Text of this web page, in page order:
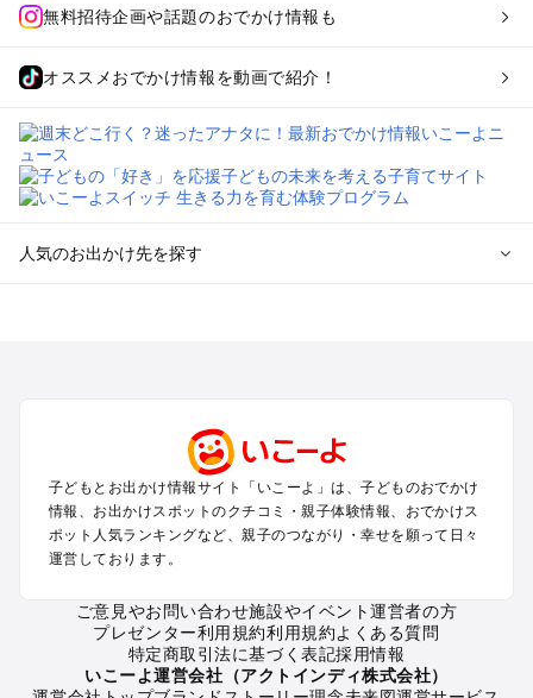
無料招待企画や話題のおでかけ情報も
オススメおでかけ情報を動画で紹介！
人気のお出かけ先を探す
関西のプールおでかけ
中国･四国のプールおでかけ
九州･沖縄のプールおでかけ
定番お出かけスポット
子どもとお出かけ情報サイト「いこーよ」は、子どものおでかけ
情報、お出かけスポットのクチコミ・親子体験情報、おでかけス
ポット人気ランキングなど、親子のつながり・幸せを願って日々
運営しております。
ご意見やお問い合わせ施設やイベント運営者の方
プレゼンター利用規約利用規約よくある質問
特定商取引法に基づく表記採用情報
いこーよ運営会社（アクトインディ株式会社）